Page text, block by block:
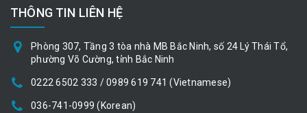
THÔNG TIN LIÊN HỆ
Phòng 307, Tầng 3 tòa nhà MB Bắc Ninh, số 24 Lý Thái Tổ,
phường Võ Cường, tỉnh Bắc Ninh
0222 6502 333 / 0989 619 741 (Vietnamese)
036-741-0999 (Korean)